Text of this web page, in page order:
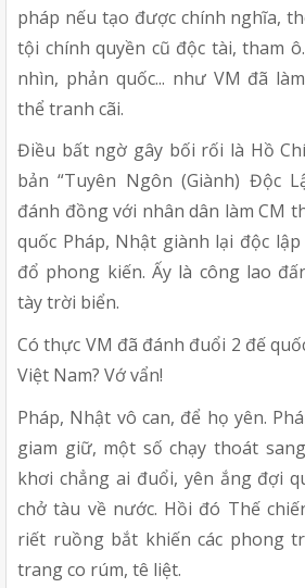
pháp nếu tạo được chính nghĩa,
tội chính quyền cũ độc tài, tham
nhìn, phản quốc... như VM đã
thể tranh cãi.
Điều bất ngờ gây bối rối là Hồ
bản “Tuyên Ngôn (Giành) Độc
đánh đồng với nhân dân làm CM
quốc Pháp, Nhật giành lại độc
đổ phong kiến. Ấy là công lao
tày trời biển.
Có thực VM đã đánh đuổi 2 đế
Việt Nam? Vớ vẩn!
Pháp, Nhật vô can, để họ yên.
giam giữ, một số chạy thoát
khơi chẳng ai đuổi, yên ắng đợi
chở tàu về nước. Hồi đó Thế
riết ruồng bắt khiến các phong
trang co rúm, tê liệt.